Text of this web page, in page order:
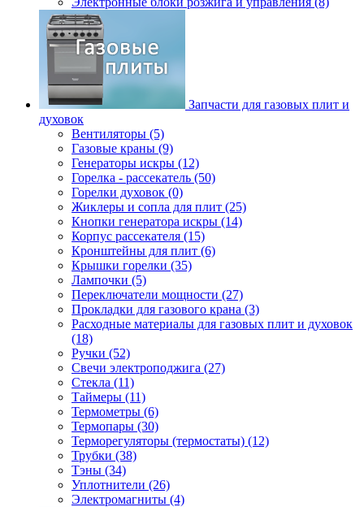
Запчасти для газовых плит и
духовок
Вентиляторы (5)
Газовые краны (9)
Генераторы искры (12)
Горелка - рассекатель (50)
Горелки духовок (0)
Жиклеры и сопла для плит (25)
Кнопки генератора искры (14)
Корпус рассекателя (15)
Кронштейны для плит (6)
Крышки горелки (35)
Лампочки (5)
Переключатели мощности (27)
Прокладки для газового крана (3)
Расходные материалы для газовых плит и духовок
(18)
Ручки (52)
Свечи электроподжига (27)
Стекла (11)
Таймеры (11)
Термометры (6)
Термопары (30)
Терморегуляторы (термостаты) (12)
Трубки (38)
Тэны (34)
Уплотнители (26)
Электромагниты (4)